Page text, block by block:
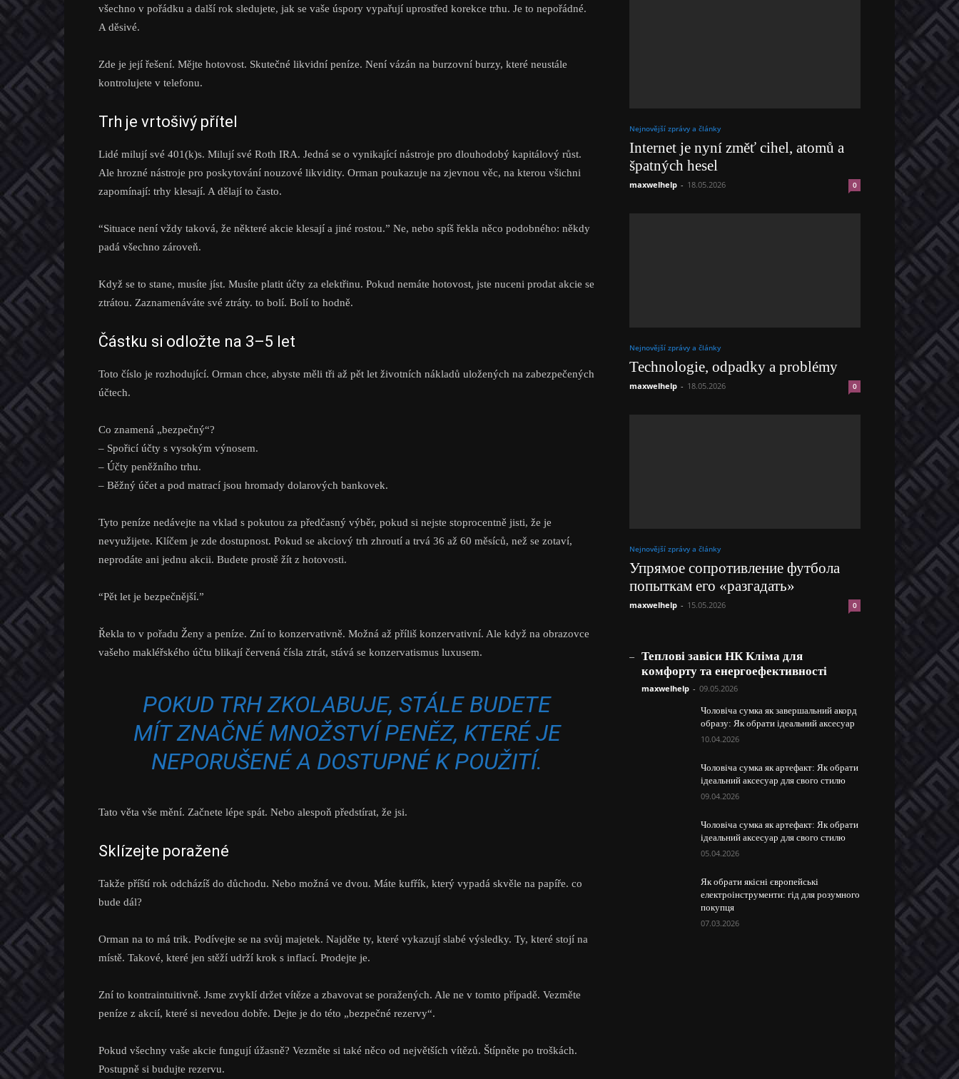
všechno v pořádku a další rok sledujete, jak se vaše úspory vypařují uprostřed korekce trhu. Je to nepořádné.
A děsivé.
Zde je její řešení. Mějte hotovost. Skutečné likvidní peníze. Není vázán na burzovní burzy, které neustále
kontrolujete v telefonu.
Trh je vrtošivý přítel
Lidé milují své 401(k)s. Milují své Roth IRA. Jedná se o vynikající nástroje pro dlouhodobý kapitálový růst.
Ale hrozné nástroje pro poskytování nouzové likvidity. Orman poukazuje na zjevnou věc, na kterou všichni
zapomínají: trhy klesají. A dělají to často.
“Situace není vždy taková, že některé akcie klesají a jiné rostou.” Ne, nebo spíš řekla něco podobného: někdy
padá všechno zároveň.
Když se to stane, musíte jíst. Musíte platit účty za elektřinu. Pokud nemáte hotovost, jste nuceni prodat akcie se
ztrátou. Zaznamenáváte své ztráty. to bolí. Bolí to hodně.
Částku si odložte na 3–5 let
Toto číslo je rozhodující. Orman chce, abyste měli tři až pět let životních nákladů uložených na zabezpečených
účtech.
Co znamená „bezpečný“?
– Spořicí účty s vysokým výnosem.
– Účty peněžního trhu.
– Běžný účet a pod matrací jsou hromady dolarových bankovek.
Tyto peníze nedávejte na vklad s pokutou za předčasný výběr, pokud si nejste stoprocentně jisti, že je
nevyužijete. Klíčem je zde dostupnost. Pokud se akciový trh zhroutí a trvá 36 až 60 měsíců, než se zotaví,
neprodáte ani jednu akcii. Budete prostě žít z hotovosti.
“Pět let je bezpečnější.”
Řekla to v pořadu Ženy a peníze. Zní to konzervativně. Možná až příliš konzervativní. Ale když na obrazovce
vašeho makléřského účtu blikají červená čísla ztrát, stává se konzervatismus luxusem.
POKUD TRH ZKOLABUJE, STÁLE BUDETE
MÍT ZNAČNÉ MNOŽSTVÍ PENĚZ, KTERÉ JE
NEPORUŠENÉ A DOSTUPNÉ K POUŽITÍ.
Tato věta vše mění. Začnete lépe spát. Nebo alespoň předstírat, že jsi.
Sklízejte poražené
Takže příští rok odcházíš do důchodu. Nebo možná ve dvou. Máte kufřík, který vypadá skvěle na papíře. co
bude dál?
Orman na to má trik. Podívejte se na svůj majetek. Najděte ty, které vykazují slabé výsledky. Ty, které stojí na
místě. Takové, které jen stěží udrží krok s inflací. Prodejte je.
Zní to kontraintuitivně. Jsme zvyklí držet vítěze a zbavovat se poražených. Ale ne v tomto případě. Vezměte
peníze z akcií, které si nevedou dobře. Dejte je do této „bezpečné rezervy“.
Pokud všechny vaše akcie fungují úžasně? Vezměte si také něco od největších vítězů. Štípněte po troškách.
Postupně si budujte rezervu.
Nejnovější zprávy a články
Internet je nyní změť cihel, atomů a
špatných hesel
maxwelhelp - 18.05.2026 0
Nejnovější zprávy a články
Technologie, odpadky a problémy
maxwelhelp - 18.05.2026 0
Nejnovější zprávy a články
Упрямое сопротивление футбола
попыткам его «разгадать»
maxwelhelp - 15.05.2026 0
Теплові завіси НК Кліма для
комфорту та енергоефективності
maxwelhelp - 09.05.2026
Чоловіча сумка як завершальний акорд
образу: Як обрати ідеальний аксесуар
10.04.2026
Чоловіча сумка як артефакт: Як обрати
ідеальний аксесуар для свого стилю
09.04.2026
Чоловіча сумка як артефакт: Як обрати
ідеальний аксесуар для свого стилю
05.04.2026
Як обрати якісні європейські
електроінструменти: гід для розумного
покупця
07.03.2026